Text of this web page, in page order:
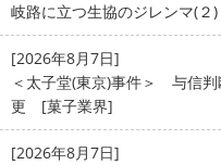
岐路に立つ生協のジレンマ(
[2026年8月7日]
＜太子堂(東京)事件＞ 与信
更 [菓子業界]
[2026年8月7日]